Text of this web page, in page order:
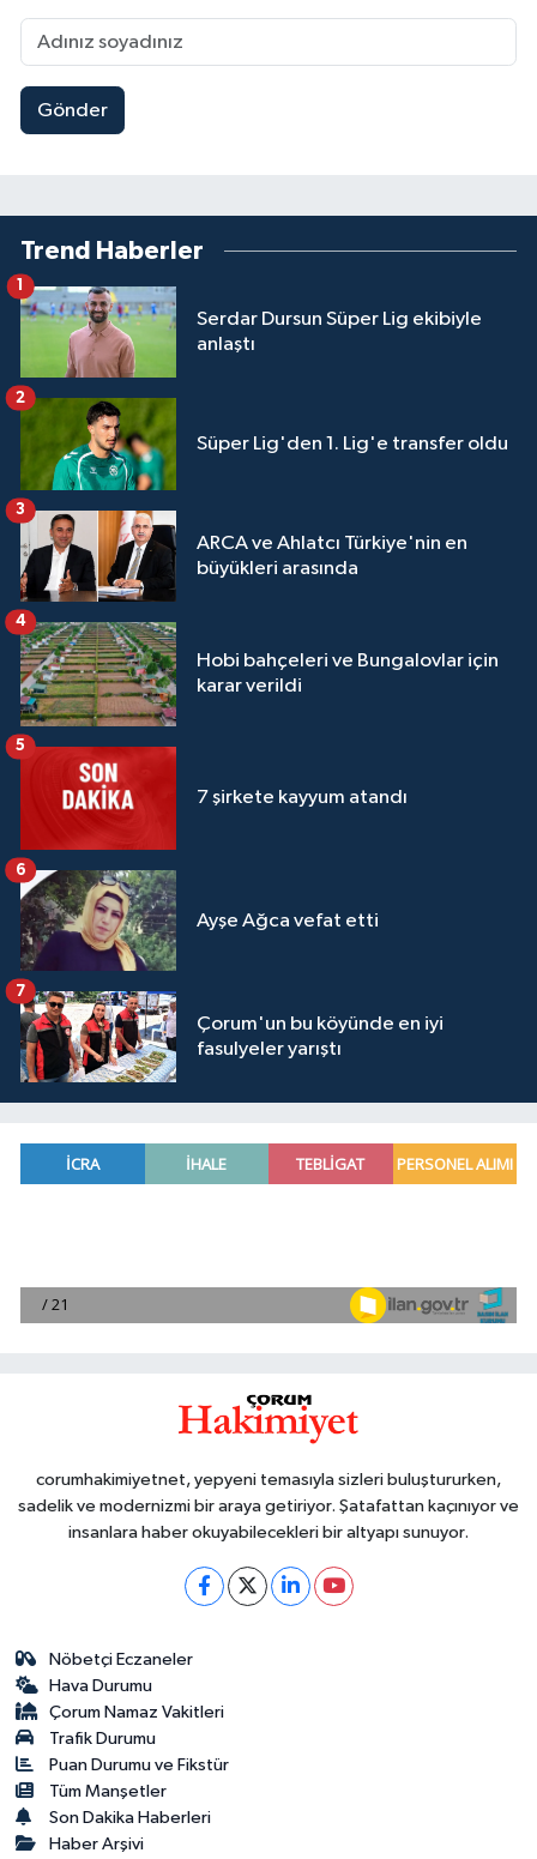
Gönder
Trend Haberler
Serdar Dursun Süper Lig ekibiyle
anlaştı
1
Süper Lig'den 1. Lig'e transfer oldu
2
ARCA ve Ahlatcı Türkiye'nin en
büyükleri arasında
3
Hobi bahçeleri ve Bungalovlar için
karar verildi
4
7 şirkete kayyum atandı
5
Ayşe Ağca vefat etti
6
Çorum'un bu köyünde en iyi
fasulyeler yarıştı
7
corumhakimiyetnet, yepyeni temasıyla sizleri buluştururken,
sadelik ve modernizmi bir araya getiriyor. Şatafattan kaçınıyor ve
insanlara haber okuyabilecekleri bir altyapı sunuyor.
Nöbetçi Eczaneler
Hava Durumu
Çorum Namaz Vakitleri
Trafik Durumu
Puan Durumu ve Fikstür
Tüm Manşetler
Son Dakika Haberleri
Haber Arşivi